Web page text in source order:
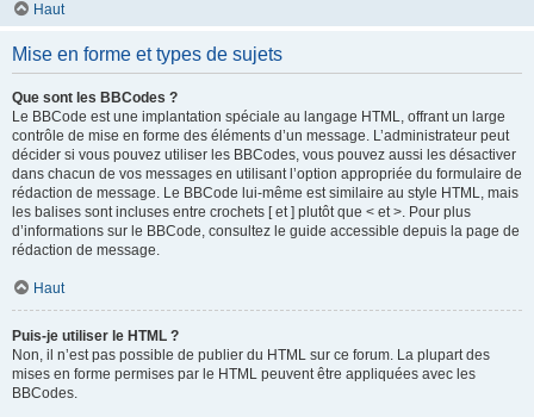
Haut
Mise en forme et types de sujets
Que sont les BBCodes ?
Le BBCode est une implantation spéciale au langage HTML, offrant un large
contrôle de mise en forme des éléments d’un message. L’administrateur peut
décider si vous pouvez utiliser les BBCodes, vous pouvez aussi les désactiver
dans chacun de vos messages en utilisant l’option appropriée du formulaire de
rédaction de message. Le BBCode lui-même est similaire au style HTML, mais
les balises sont incluses entre crochets [ et ] plutôt que < et >. Pour plus
d’informations sur le BBCode, consultez le guide accessible depuis la page de
rédaction de message.
Haut
Puis-je utiliser le HTML ?
Non, il n’est pas possible de publier du HTML sur ce forum. La plupart des
mises en forme permises par le HTML peuvent être appliquées avec les
BBCodes.